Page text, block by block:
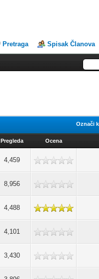
Pretraga Spisak Članova
Označi
Pregleda Ocena
4,459
8,956
4,488
4,101
3,430